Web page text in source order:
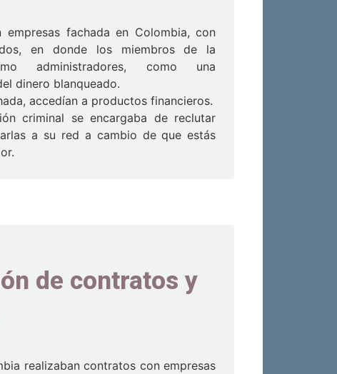
fachada en Colombia, con
en donde los miembros de la
administradores, como una
dinero blanqueado.
accedían a productos financieros.
criminal se encargaba de reclutar
a su red a cambio de que estás
de contratos y
realizaban contratos con empresas